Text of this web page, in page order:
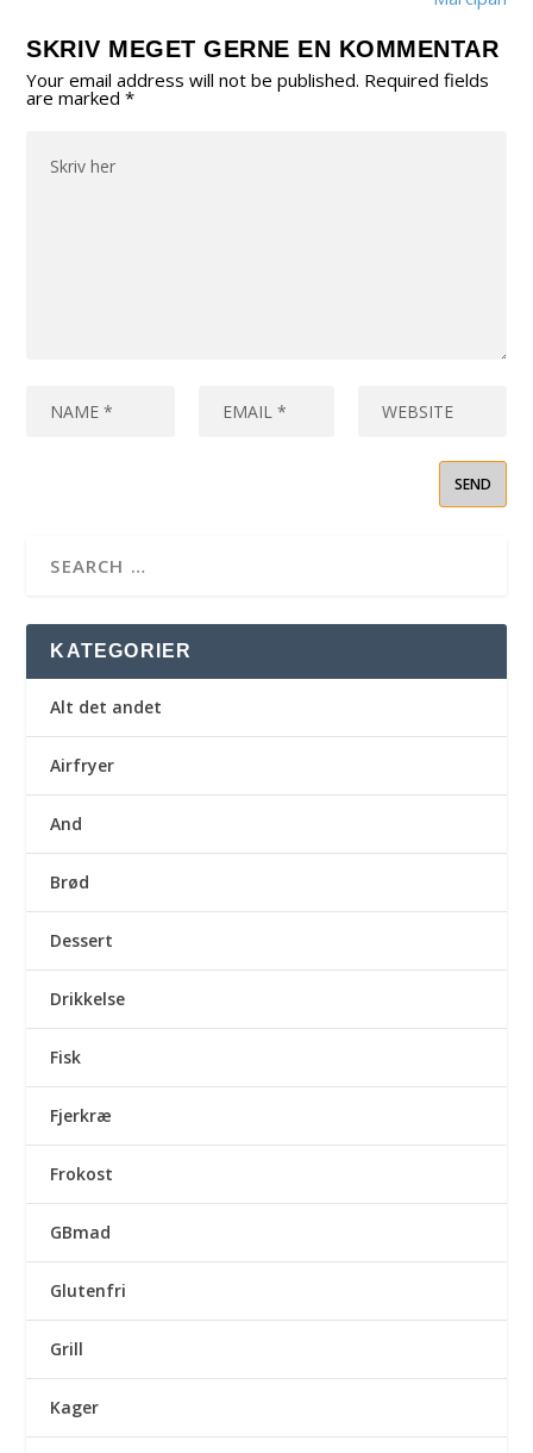
SKRIV MEGET GERNE EN KOMMENTAR
Your email address will not be published. Required fields
are marked*
KATEGORIER
Alt det andet
Airfryer
And
Brød
Dessert
Drikkelse
Fisk
Fjerkræ
Frokost
GBmad
Glutenfri
Grill
Kager